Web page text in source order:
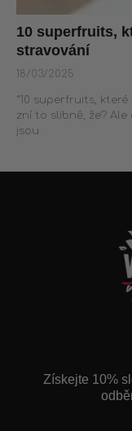
10 superfruits,
stravování
18/03/2025
“10 superfruits,
zní to slibně, že?
jsou
Získejte 10%